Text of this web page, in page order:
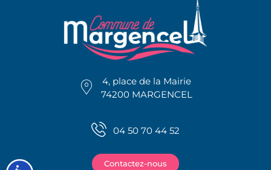
4, place de la Mairie
74200 MARGENCEL
04 50 70 44 52
Contactez-nous